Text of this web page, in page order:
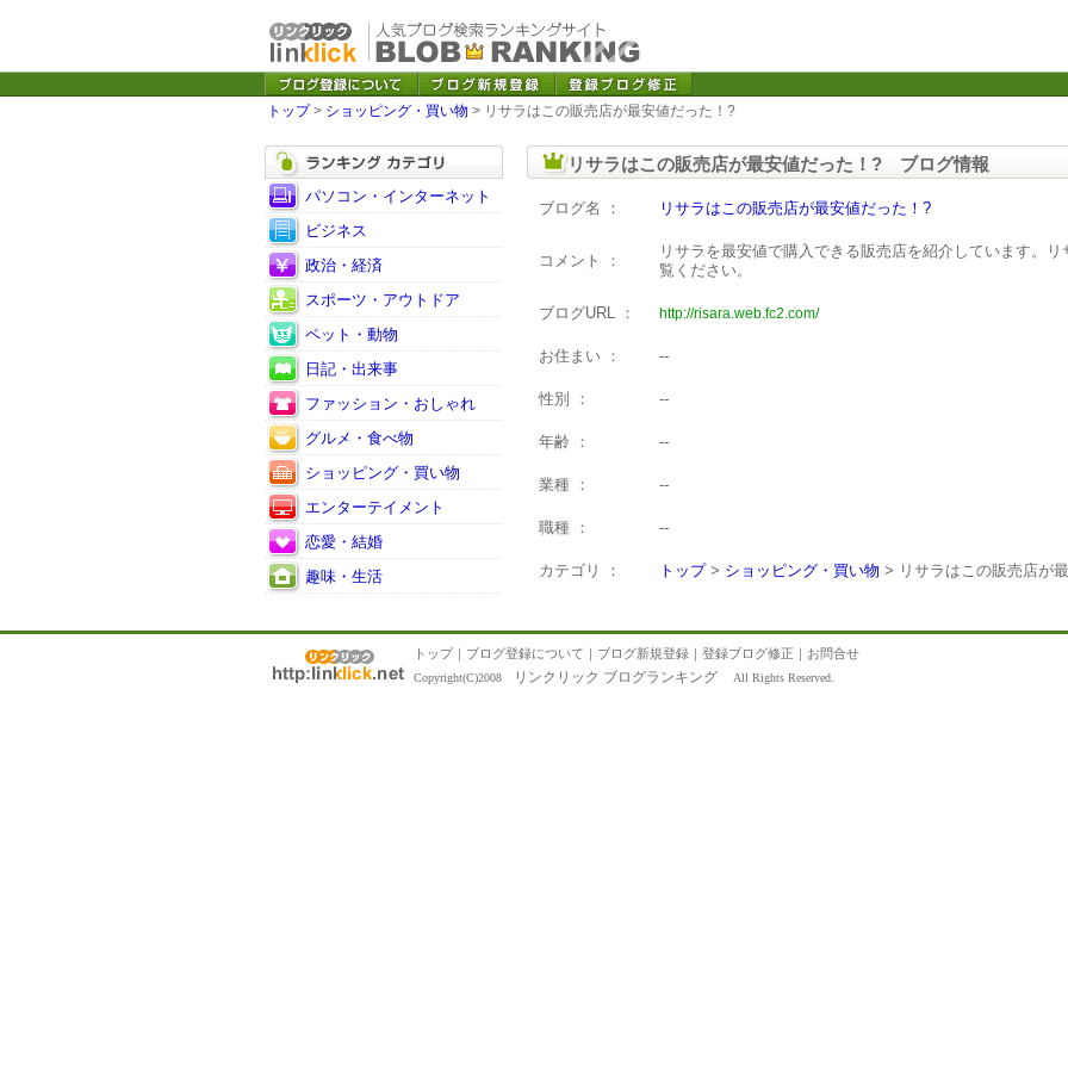
トップ> ショッピング・買い物 > リサラはこの販売店が最安値だった！?
パソコン・インターネット
ビジネス
政治・経済
スポーツ・アウトドア
ペット・動物
日記・出来事
ファッション・おしゃれ
グルメ・食べ物
ショッピング・買い物
エンターテイメント
恋愛・結婚
趣味・生活
リサラはこの販売店が最安値だった！? ブログ情報
ブログ名 ： リサラはこの販売店が最安値だった！?
コメント ：
リサラを最安値で購入できる販売店を紹介しています。
覧ください。
ブログURL ： http://risara.web.fc2.com/
お住まい ： --
性別 ： --
年齢 ： --
業種 ： --
職種 ： --
カテゴリ ： トップ> ショッピング・買い物 > リサラはこの販売店が
トップ｜ ブログ登録について ｜ ブログ新規登録 ｜ 登録ブログ修正 ｜ お問合せ
Copyright(C)2008 リンクリック ブログランキング All Rights Reserved.